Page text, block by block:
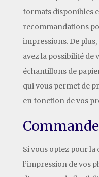
formats disponibles
recommandations
impressions. De
avez la possibilité de
échantillons de
qui vous permet de
en fonction de vos
Si vous optez pour
l’impression de vos